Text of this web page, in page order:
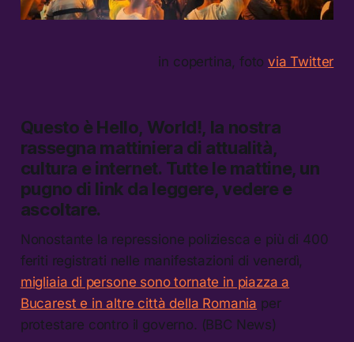
in copertina, fotovia Twitter
Questo è Hello, World!, la nostra
rassegna mattiniera di attualità,
cultura e internet. Tutte le mattine, un
pugno di link da leggere, vedere e
ascoltare.
Nonostante la repressione poliziesca e più di 400
feriti registrati nelle manifestazioni di venerdì,
migliaia di persone sono tornate in piazza a
Bucarest e in altre città della Romania per
protestare contro il governo. (BBC News)